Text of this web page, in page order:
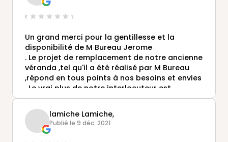
Un grand merci pour la gentillesse et la
disponibilité de M Bureau Jerome
. Le projet de remplacement de notre ancienne
véranda ,tel qu'il a été réalisé par M Bureau
,répond en tous points à nos besoins et envies
. Le vrai plus de notre interlocuteur est
l'écoute et l'adaptationde nos attentes en
solutions techniques Encore merci pour votre
professionnalisme
lamiche Lamiche,
Publié le 9 déc. 2021